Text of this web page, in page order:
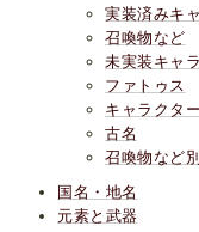
実装済みキ
召喚物など
未実装キャ
ファトゥス
キャラクタ
古名
召喚物など
国名・地名
元素と武器